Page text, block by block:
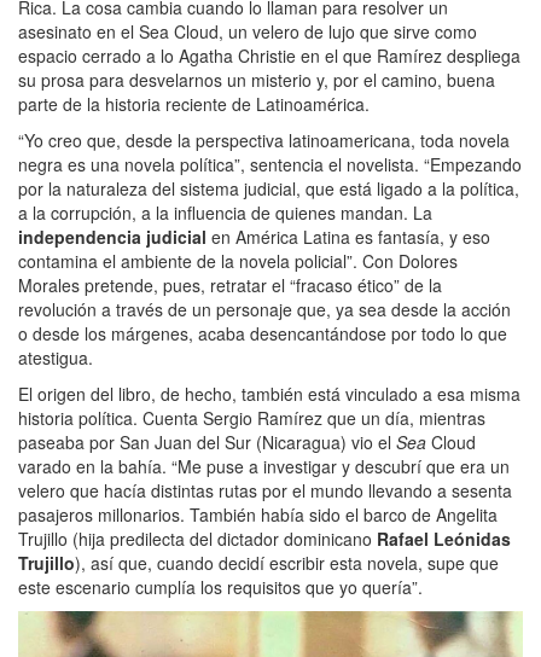
Rica. La cosa cambia cuando lo llaman para resolver un
asesinato en el Sea Cloud, un velero de lujo que sirve como
espacio cerrado a lo Agatha Christie en el que Ramírez despliega
su prosa para desvelarnos un misterio y, por el camino, buena
parte de la historia reciente de Latinoamérica.
“Yo creo que, desde la perspectiva latinoamericana, toda novela
negra es una novela política”, sentencia el novelista. “Empezando
por la naturaleza del sistema judicial, que está ligado a la política,
a la corrupción, a la influencia de quienes mandan. La
independencia judicial en América Latina es fantasía, y eso
contamina el ambiente de la novela policial”. Con Dolores
Morales pretende, pues, retratar el “fracaso ético” de la
revolución a través de un personaje que, ya sea desde la acción
o desde los márgenes, acaba desencantándose por todo lo que
atestigua.
El origen del libro, de hecho, también está vinculado a esa misma
historia política. Cuenta Sergio Ramírez que un día, mientras
paseaba por San Juan del Sur (Nicaragua) vio el Sea Cloud
varado en la bahía. “Me puse a investigar y descubrí que era un
velero que hacía distintas rutas por el mundo llevando a sesenta
pasajeros millonarios. También había sido el barco de Angelita
Trujillo (hija predilecta del dictador dominicano Rafael Leónidas
Trujillo), así que, cuando decidí escribir esta novela, supe que
este escenario cumplía los requisitos que yo quería”.